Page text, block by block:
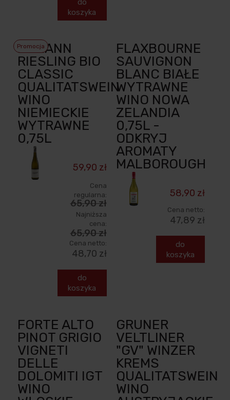
koszyka
EYMANN
RIESLING BIO
CLASSIC
QUALITATSWEIN
WINO
NIEMIECKIE
WYTRAWNE
0,75L
59,90 zł
Cena
regularna:
65,90 zł
Najniższa
cena:
65,90 zł
Cena netto:
48,70 zł
do
koszyka
Promocja
FLAXBOURNE
SAUVIGNON
BLANC BIAŁE
WYTRAWNE
WINO NOWA
ZELANDIA
0,75L -
ODKRYJ
AROMATY
MALBOROUGH
58,90 zł
Cena netto:
47,89 zł
do
koszyka
FORTE ALTO
PINOT GRIGIO
VIGNETI
DELLE
DOLOMITI IGT
WINO
GRUNER
VELTLINER
"GV" WINZER
KREMS
QUALITATSWEIN
WINO